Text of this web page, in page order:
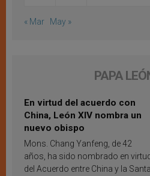
« Mar May »
PAPA
En virtud del acuerdo con
China, León XIV nombra un
nuevo obispo
Mons. Chang Yanfeng, de 42
años, ha sido nombrado en virtud
del Acuerdo entre China y la Santa